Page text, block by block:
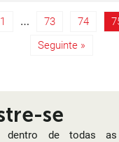
1 … 73 74
Seguinte »
se
dentro de todas as